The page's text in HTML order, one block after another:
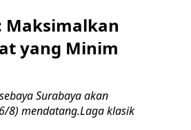
Maksimalkan
yang Minim
Surabaya akan
8) mendatang.Laga klasik